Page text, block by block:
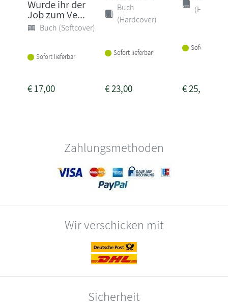
Wurde ihr der
Job zum Ve...
Buch (Softcover)
Sofort lieferbar
€17,00
Buch
(Hardcover)
Sofort lieferbar
€23,00
Sofort
€25,00
Zahlungsmethoden
Wir verschicken mit
Sicherheit